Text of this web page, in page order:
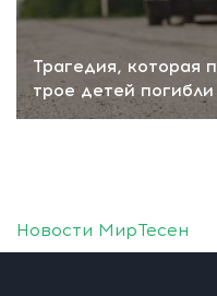
Трагедия, которая
трое детей
Новости МирТесен